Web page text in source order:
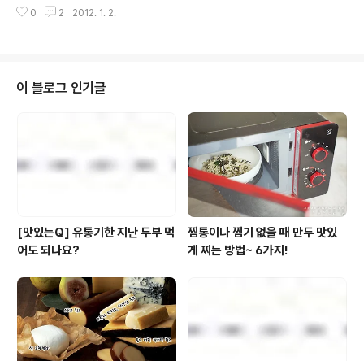
린 영양 식탁 어때요? 가열하거나 소금에 절여도 용하게 비
는데요. (웅? 심지어 풀사이에서도 베스트 포스트 어워드
대상을 받을 것이라는 예감이 난무했습니다! 이렇게 대개
는 주연들이 대상을 받고 스포트라이트를 받지만, 주연이
아닌데도 주연의 역량을 갖춘 조연들도 많고, 그렇게 탄탄
한 조연들 덕분에 주연이 더 빛이 난다는 사실을 우린 알고
있지요. 그래서 오늘은~ 주연이 아닌데도 주연의 역량을
갖춘 놀라운 식재료에 대해 ..
0 2 2012. 1. 2.
이 블로그 인기글
[맛있는Q] 유통기한 지난 두부 먹
어도 되나요?
찜통이나 찜기 없을 때 만두 맛있
게 찌는 방법~ 6가지!